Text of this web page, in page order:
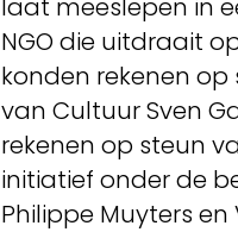
laat meeslepen in
NGO die uitdraait
konden rekenen
van Cultuur Sven
rekenen op steun
initiatief onder de
Philippe Muyters